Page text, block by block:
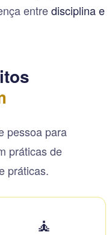
entredisciplina e
pessoa para
práticas de
práticas.
🧘